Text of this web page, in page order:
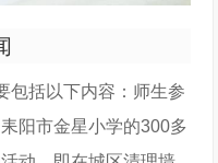
包括以下内容：师生参
阳市金星小学的300多